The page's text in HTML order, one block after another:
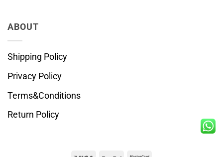
ABOUT
Shipping Policy
Privacy Policy
Terms&Conditions
Return Policy